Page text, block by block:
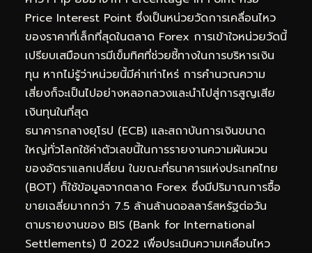
Price Interest Point ซึ่งเป็นหน่วยวัดการเคลื่อนไหว
ของราคาที่เล็กที่สุดในตลาด Forex การเข้าใจหน่วยวัดนี้
เปรียบเสมือนการมีเข็มทิศที่ช่วยชี้ทางในการบริหารเงิน
ทุน หากไม่รู้ว่าหน่วยนี้มีค่าเท่าไหร่ การคำนวณความ
เสี่ยงก็จะเป็นไปอย่างหลอกลวงและนำไปสู่การสูญเสีย
เงินทุนในที่สุด
ธนาคารกลางยุโรป (ECB) และสถาบันการเงินขนาด
ใหญ่ทั่วโลกใช้ค่าตัวเลขนี้ในการรายงานความผันผวน
ของอัตราแลกเปลี่ยน ในขณะที่ธนาคารแห่งประเทศไทย
(BOT) ก็ใช้ข้อมูลจากตลาด Forex ซึ่งมีปริมาณการซื้อ
ขายเฉลี่ยมากกว่า 7.5 ล้านล้านดอลลาร์สหรัฐต่อวัน
ตามรายงานของ BIS (Bank for International
Settlements) ปี 2022 เพื่อประเมินความเคลื่อนไหว